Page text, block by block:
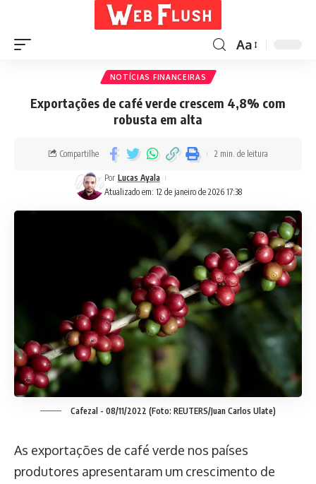
Aa
NOTÍCIAS FINANCEIRAS
Exportações de café verde crescem 4,8% com
robusta em alta
Atualizado em: 12 de janeiro de 2026 17:38
Por Lucas Ayala
Compartilhe 2 min. de leitura
Cafezal - 08/11/2022 (Foto: REUTERS/Juan Carlos Ulate)
As exportações de café verde nos países
produtores apresentaram um crescimento de